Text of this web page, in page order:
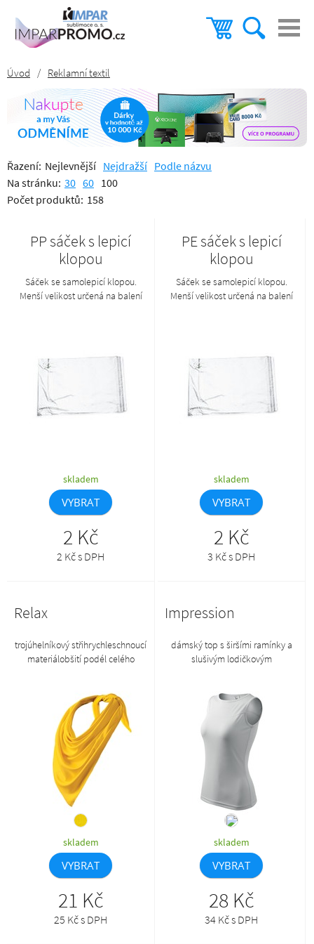
Úvod / Reklamní textil
Řazení: Nejlevnější Nejdražší Podle názvu
Na stránku: 30 60 100
Počet produktů: 158
PP sáček s lepicí
klopou
Sáček se samolepicí klopou.
Menší velikost určená na balení
skladem
VYBRAT
2 Kč
2 Kč s DPH
PE sáček s lepicí
klopou
Sáček se samolepicí klopou.
Menší velikost určená na balení
skladem
VYBRAT
2 Kč
3 Kč s DPH
Relax
trojúhelníkový střihrychleschnoucí
materiálobšití podél celého
jakosti se nevztahuje reklamace
skladem
VYBRAT
21 Kč
25 Kč s DPH
Impression
dámský top s širšími ramínky a
slušivým lodičkovým
materiálumírně projmutý střih s
bočními švykontrast lícové a
rubové strany materiálu na
sedletvarované sedlo na předním
a zadním díluvhodné pro sport i
celodenní nošeníprodukt se již do
budoucna nebude naskladňovat,
je nahrazen produktem 167
skladem
VYBRAT
28 Kč
34 Kč s DPH